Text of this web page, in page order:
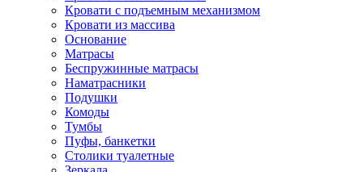
Кровати с подъемным механизмом
Кровати из массива
Основание
Матрасы
Беспружинные матрасы
Наматрасники
Подушки
Комоды
Тумбы
Пуфы, банкетки
Столики туалетные